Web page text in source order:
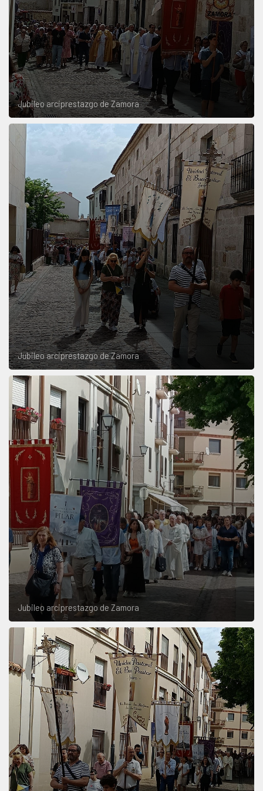
Jubileo arciprestazgo de Zamora
Jubileo arciprestazgo de Zamora
Jubileo arciprestazgo de Zamora